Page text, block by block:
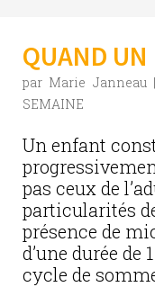
QUAND UN
par Marie Janneau
SEMAINE
Un enfant
pas ceux de
particularités
présence de
d’une durée de
cycle de